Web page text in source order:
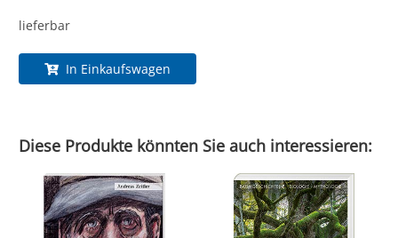
lieferbar
In Einkaufswagen
Diese Produkte könnten Sie auch interessieren: